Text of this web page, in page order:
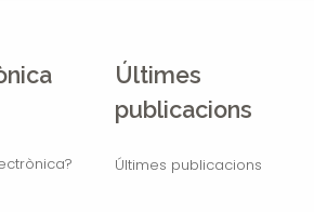
Últimes
publicacions
Últimes publicacions